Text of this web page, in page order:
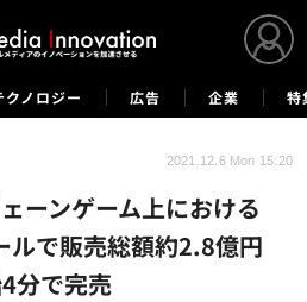
クノロジー 広告 企業 特
ーンゲーム上における
ルで販売総額約2.8億円
分で完売
2021.12.6 Mon 15:20